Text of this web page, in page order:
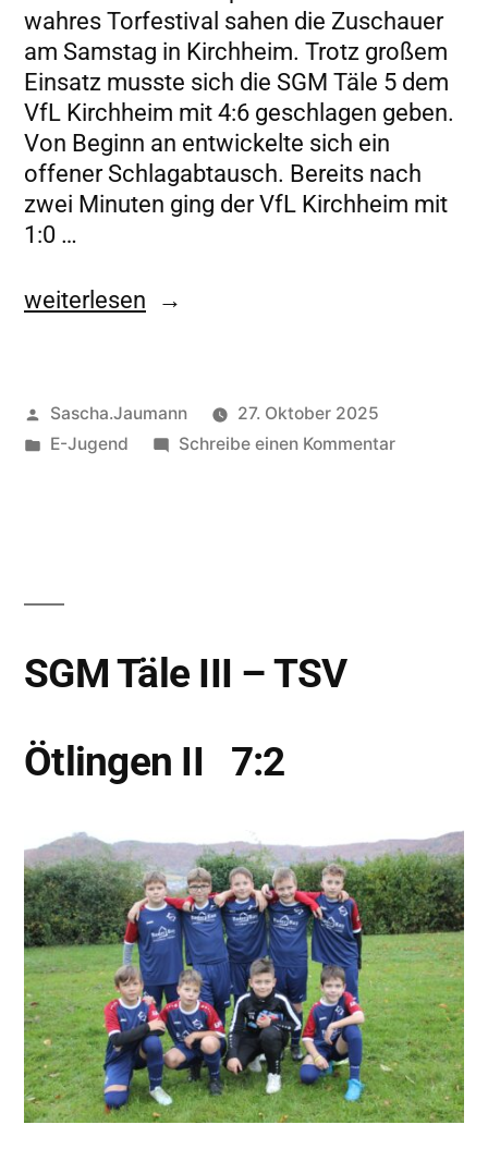
wahres Torfestival sahen die Zuschauer
am Samstag in Kirchheim. Trotz großem
Einsatz musste sich die SGM Täle 5 dem
VfL Kirchheim mit 4:6 geschlagen geben.
Von Beginn an entwickelte sich ein
offener Schlagabtausch. Bereits nach
zwei Minuten ging der VfL Kirchheim mit
1:0 …
weiterlesen
Sascha.Jaumann
27. Oktober 2025
E-Jugend
Schreibe einen Kommentar
SGM Täle III – TSV
Ötlingen II 7:2